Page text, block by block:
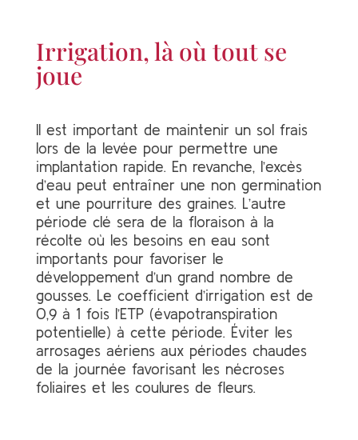
Irrigation, là où tout se
joue
Il est important de maintenir un sol frais
lors de la levée pour permettre une
implantation rapide. En revanche, l’excès
d’eau peut entraîner une non germination
et une pourriture des graines. L’autre
période clé sera de la floraison à la
récolte où les besoins en eau sont
importants pour favoriser le
développement d’un grand nombre de
gousses. Le coefficient d’irrigation est de
0,9 à 1 fois l’ETP (évapotranspiration
potentielle) à cette période. Éviter les
arrosages aériens aux périodes chaudes
de la journée favorisant les nécroses
foliaires et les coulures de fleurs.